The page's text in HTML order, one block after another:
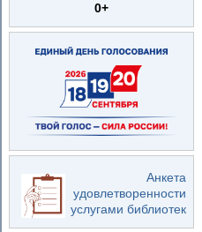
0+
Анкета
удовлетворенности
услугами библиотек